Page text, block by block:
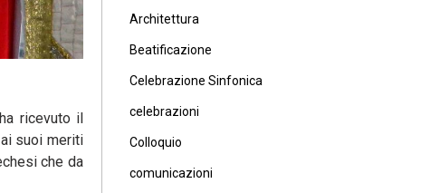
ricevuto il
suoi meriti
che da
Architettura
Beatificazione
Celebrazione Sinfonica
celebrazioni
Colloquio
comunicazioni